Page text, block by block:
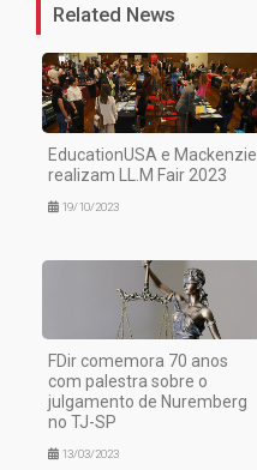
Related News
EducationUSA e Mackenzie
realizam LL.M Fair 2023
19/10/2023
FDir comemora 70 anos
com palestra sobre o
julgamento de Nuremberg
no TJ-SP
13/03/2023